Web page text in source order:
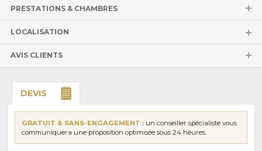
PRESTATIONS & CHAMBRES
LOCALISATION
AVIS CLIENTS
DEVIS
GRATUIT & SANS-ENGAGEMENT : un conseiller spécialiste vous
communiquera une proposition optimisée sous 24 heures.